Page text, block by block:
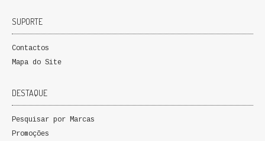
POLÍTICA
CIÊNCIA POLITICA
SUPORTE
Contactos
Mapa do Site
DESTAQUE
Pesquisar por Marcas
Promoções